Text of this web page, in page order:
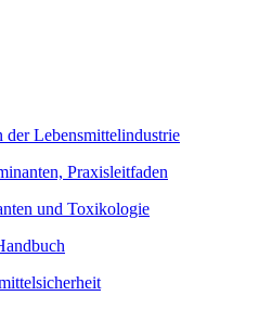
der Lebensmittelindustrie
Praxisleitfaden
und Toxikologie